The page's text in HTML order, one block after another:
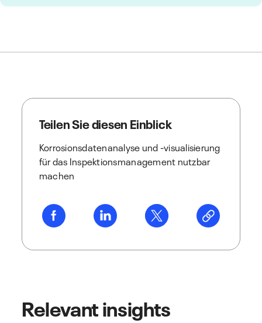
Teilen Sie diesen Einblick
Korrosionsdatenanalyse und -visualisierung
für das Inspektionsmanagement nutzbar
machen
Relevant insights